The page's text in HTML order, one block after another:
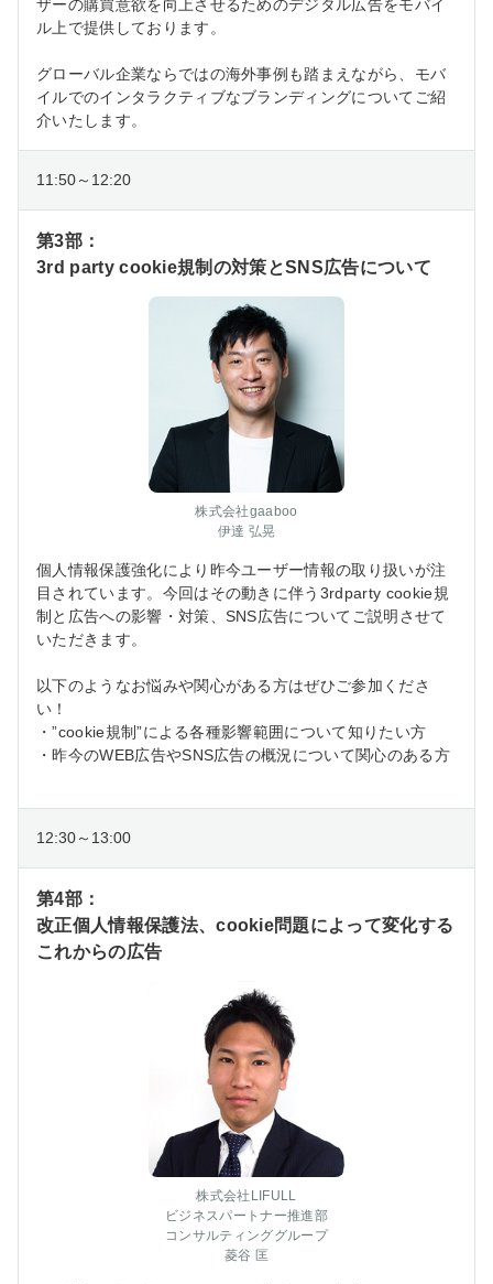
ザーの購買意欲を向上させるためのデジタル広告をモバイ
ル上で提供しております。
グローバル企業ならではの海外事例も踏まえながら、モバ
イルでのインタラクティブなブランディングについてご紹
介いたします。
11:50～12:20
第3部：
3rd party cookie規制の対策とSNS広告について
株式会社gaaboo
伊達 弘晃
個人情報保護強化により昨今ユーザー情報の取り扱いが注
目されています。今回はその動きに伴う3rdparty cookie規
制と広告への影響・対策、SNS広告についてご説明させて
いただきます。
以下のようなお悩みや関心がある方はぜひご参加くださ
い！
・”cookie規制”による各種影響範囲について知りたい方
・昨今のWEB広告やSNS広告の概況について関心のある方
12:30～13:00
第4部：
改正個人情報保護法、cookie問題によって変化する
これからの広告
株式会社LIFULL
ビジネスパートナー推進部
コンサルティンググループ
菱谷 匡